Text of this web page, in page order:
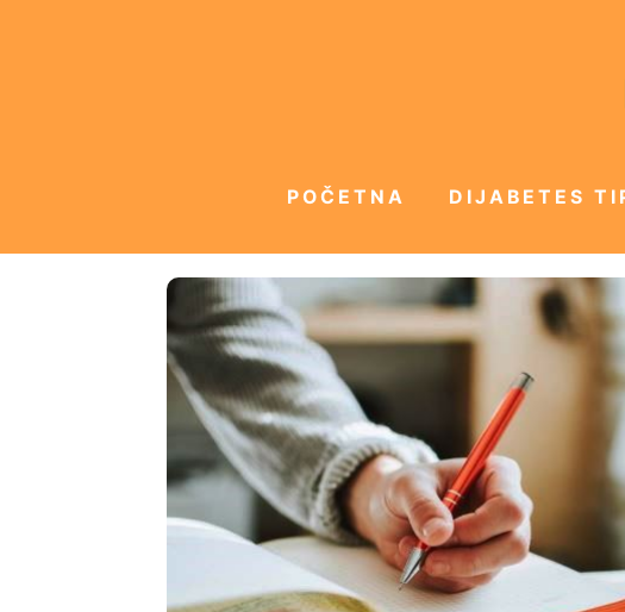
POČETNA DIJABETES